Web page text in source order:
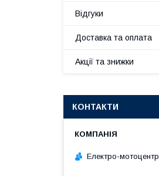
Відгуки
Доставка та оплата
Акції та знижки
КОНТАКТИ
Електро-мотоцентр